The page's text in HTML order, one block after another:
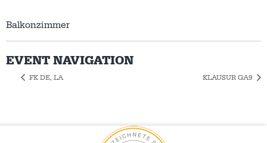
Balkonzimmer
EVENT NAVIGATION
FK DE, LA KLAUSUR GA9